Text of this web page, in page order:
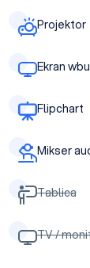
Projektor
Ekran
Flipchart
Mikser
Tablica
TV /